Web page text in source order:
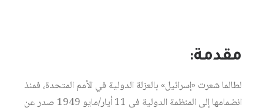
مقدمة:
لطالما شعرت «إسرائيل» بالعزلة الدولية في الأمم المتحدة، فمنذ
انضمامها إلى المنظمة الدولية في 11 أيار/مايو 1949 صدر عن